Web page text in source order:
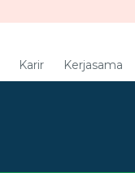
Karir Kerjasama